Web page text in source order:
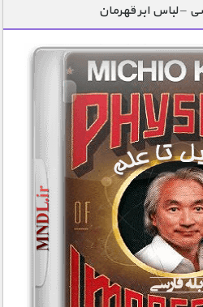
– لباس ابر قهرمان